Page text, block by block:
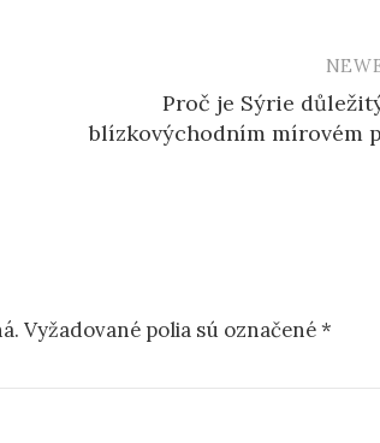
Proč je Sýrie
blízkovýchodním mírovém
Vyžadované polia sú označené*